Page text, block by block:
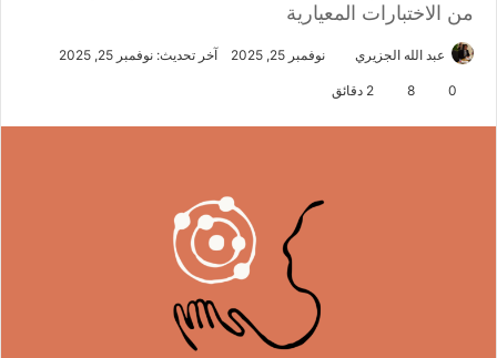
من الاختبارات المعيارية
عبد الله الجزيري نوفمبر 25, 2025 آخر تحديث: نوفمبر 25, 2025
0
8